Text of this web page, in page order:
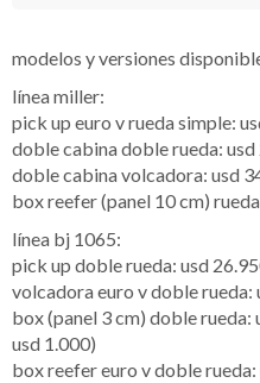
modelos y versiones
línea miller:
pick up euro v rueda simple:
doble cabina doble rueda:
doble cabina volcadora: usd
box reefer (panel 10 cm)
línea bj 1065:
pick up doble rueda: usd
volcadora euro v doble rueda:
box (panel 3 cm) doble
usd 1.000)
box reefer euro v doble